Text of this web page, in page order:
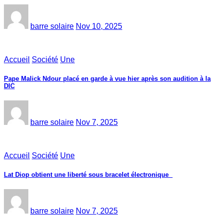
barre solaire Nov 10, 2025
Accueil Société Une
Pape Malick Ndour placé en garde à vue hier après son audition à la
DIC
barre solaire Nov 7, 2025
Accueil Société Une
Lat Diop obtient une liberté sous bracelet électronique
barre solaire Nov 7, 2025